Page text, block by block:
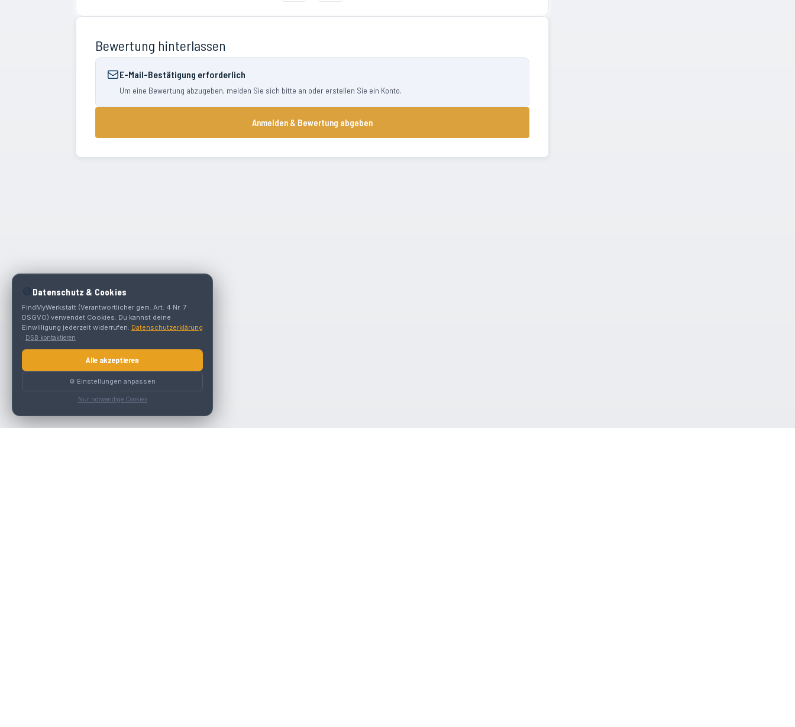
Bewertung hinterlassen
E-Mail-Bestätigung erforderlich
Um eine Bewertung abzugeben, melden Sie sich bitte an oder erstellen Sie ein Konto.
Anmelden & Bewertung abgeben
🍪 Datenschutz & Cookies
FindMyWerkstatt (Verantwortlicher gem. Art. 4 Nr. 7
DSGVO) verwendet Cookies. Du kannst deine
Einwilligung jederzeit widerrufen. Datenschutzerklärung
· DSB kontaktieren
Alle akzeptieren
⚙️ Einstellungen anpassen
Nur notwendige Cookies